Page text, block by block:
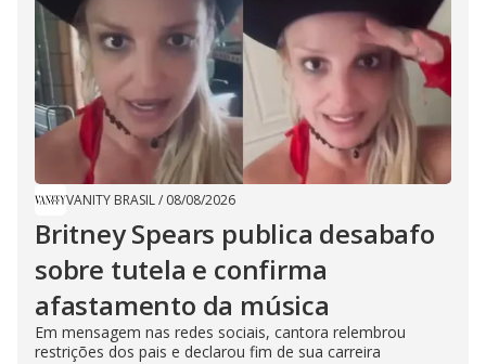
VANITY BRASIL/ 08/08/2026
Britney Spears publica desabafo
sobre tutela e confirma
afastamento da música
Em mensagem nas redes sociais, cantora relembrou
restrições dos pais e declarou fim de sua carreira